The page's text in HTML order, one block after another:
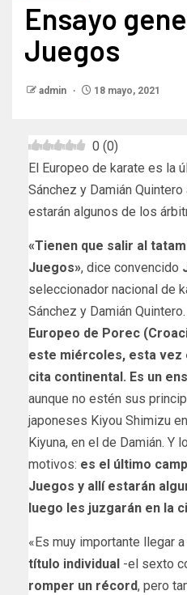
Ensayo
Juegos
admin 18 mayo, 2021
0 (0)
El Europeo de karate es la
Sánchez y Damián
estarán algunos de los
«Tienen que salir al
Juegos», dice convencido
seleccionador nacional de
Sánchez y Damián
Europeo de Porec
este miércoles, esta vez
cita continental. Es un
aunque no estén sus
japoneses Kiyou Shimizu
Kiyuna, en el de Damián. Y
motivos: es el último
Juegos y allí estarán
luego les juzgarán en la
«Es muy importante llegar
título individual -el sexto
romper un récord, pero